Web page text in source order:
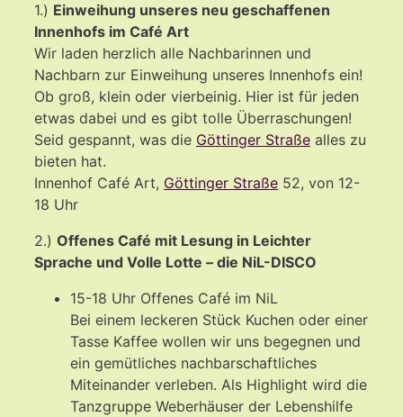
1.) Einweihung unseres neu geschaffenen
Innenhofs im Café Art
Wir laden herzlich alle Nachbarinnen und
Nachbarn zur Einweihung unseres Innenhofs ein!
Ob groß, klein oder vierbeinig. Hier ist für jeden
etwas dabei und es gibt tolle Überraschungen!
Seid gespannt, was die Göttinger Straße alles zu
bieten hat.
Innenhof Café Art, Göttinger Straße 52, von 12-
18 Uhr
2.) Offenes Café mit Lesung in Leichter
Sprache und Volle Lotte – die NiL-DISCO
15-18 Uhr Offenes Café im NiL
Bei einem leckeren Stück Kuchen oder einer
Tasse Kaffee wollen wir uns begegnen und
ein gemütliches nachbarschaftliches
Miteinander verleben. Als Highlight wird die
Tanzgruppe Weberhäuser der Lebenshilfe